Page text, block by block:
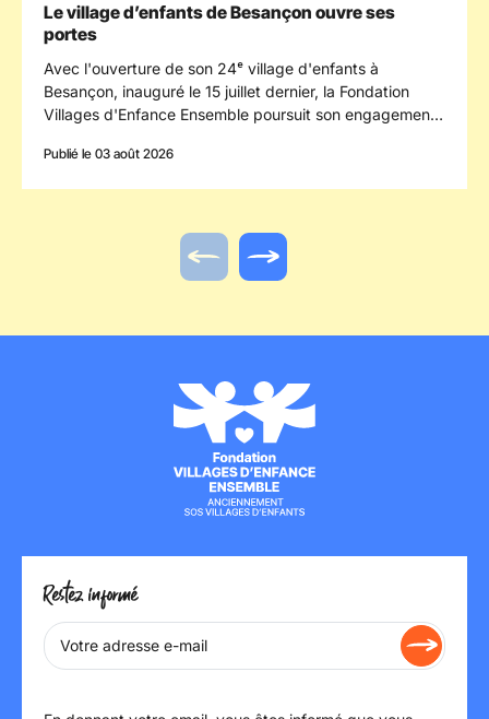
Le village d’enfants de Besançon ouvre ses
portes
Avec l'ouverture de son 24ᵉ village d'enfants à
Besançon, inauguré le 15 juillet dernier, la Fondation
Villages d'Enfance Ensemble poursuit son engagement
l'enfance en s'implantant dans le département du
Publié le 03 août 2026
Actualité précédente
Actualité suivante
Restez informé